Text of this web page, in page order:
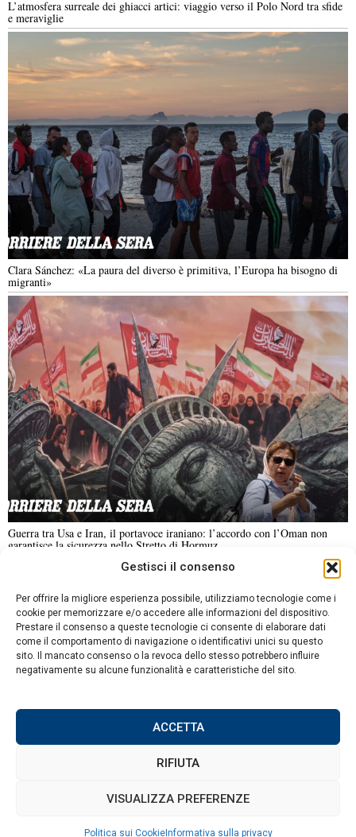
Gestisci il consenso
Per offrire la migliore esperienza possibile, utilizziamo tecnologie come i
cookie per memorizzare e/o accedere alle informazioni del dispositivo.
Prestare il consenso a queste tecnologie ci consente di elaborare dati
come il comportamento di navigazione o identificativi unici su questo
sito. Il mancato consenso o la revoca dello stesso potrebbero influire
negativamente su alcune funzionalità e caratteristiche del sito.
ACCETTA
RIFIUTA
VISUALIZZA PREFERENZE
Politica sui CookieInformativa sulla privacy
L’atmosfera surreale dei ghiacci artici: viaggio verso il Polo Nord tra sfide
e meraviglie
Clara Sánchez: «La paura del diverso è primitiva, l’Europa ha bisogno di
migranti»
Guerra tra Usa e Iran, il portavoce iraniano: l’accordo con l’Oman non
garantisce la sicurezza nello Stretto di Hormuz
ANALISI E OPINIONI
SPORT CULTURA VIAGGI
Contatti
Informativa sulla privacy